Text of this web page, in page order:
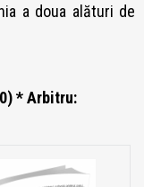
a doua alături de
* Arbitru: